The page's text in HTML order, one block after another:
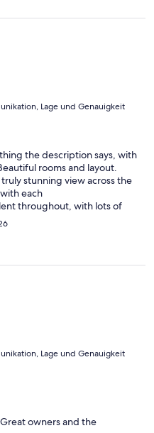
Lage und Genauigkeit
the description says, with
rooms and layout.
stunning view across the
each
throughout, with lots of
The welcome basket of
is very steep and takes a
cafes, a lovely fusion
very useful mini supermarket
drive away that has
break away from the rat
to in a couple of years
Lage und Genauigkeit
owners and the